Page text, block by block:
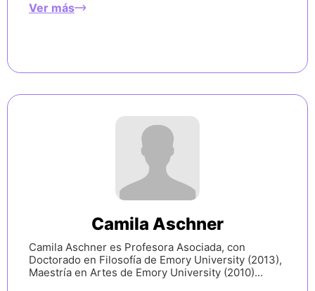
Ver más
Camila Aschner
Camila Aschner es Profesora Asociada, con
Doctorado en Filosofía de Emory University (2013),
Maestría en Artes de Emory University (2010)...